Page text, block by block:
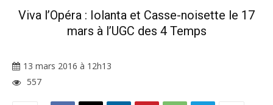
Viva l’Opéra : Iolanta et Casse-noisette le 17
mars à l’UGC des 4 Temps
13 mars 2016 à 12h13
557